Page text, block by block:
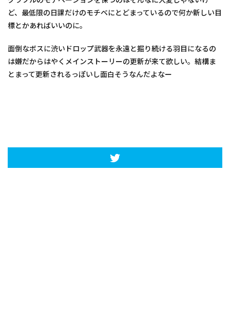
ど、最低限の日課だけのモチベにとどまっているので何か新しい目
標とかあればいいのに。
面倒なボスに渋いドロップ武器を永遠と掘り続ける羽目になるの
は嫌だからはやくメインストーリーの更新が来て欲しい。結構ま
とまって更新されるっぽいし面白そうなんだよなー